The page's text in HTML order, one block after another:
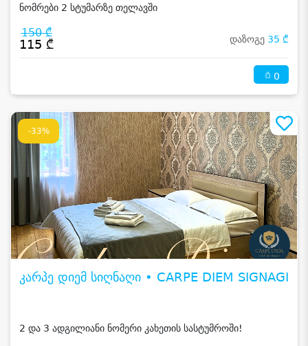
ნომრები 2 სტუმარზე თელავში
150 ₾
115 ₾ დაზოგე 35 ₾
0
-33%
კარპე დიემ სიღნაღი • CARPE DIEM SIGNAGI
2 და 3 ადგილიანი ნომერი კახეთის სასტუმროში!